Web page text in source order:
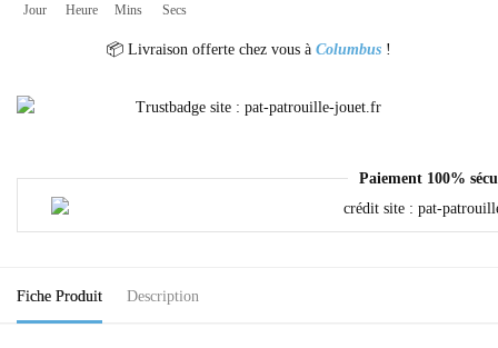
Jour Heure Mins Secs
📦 Livraison offerte chez vous à Columbus !
Paiement 100%
Fiche Produit Description